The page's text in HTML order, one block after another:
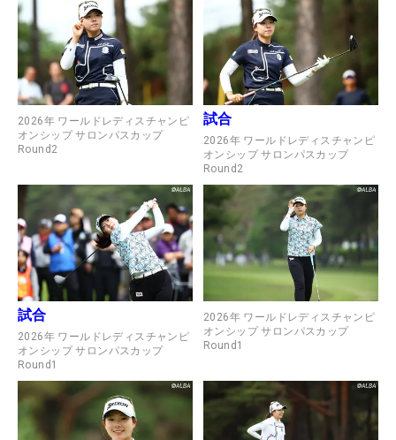
2026年 ワールドレディスチャンピ
オンシップ サロンパスカップ
Round2
試合
2026年 ワールドレディスチャンピ
オンシップ サロンパスカップ
Round2
試合
2026年 ワールドレディスチャンピ
オンシップ サロンパスカップ
Round1
2026年 ワールドレディスチャンピ
オンシップ サロンパスカップ
Round1